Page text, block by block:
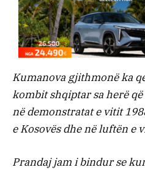
Kumanova gjithmonë ka
kombit shqiptar sa herë
në demonstratat e vitit
e Kosovës dhe në luftën e
Prandaj jam i bindur se